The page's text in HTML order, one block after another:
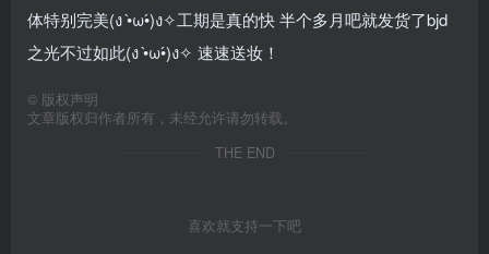
体特别完美(ง •̀ω•́)ง✧工期是真的快 半个多月吧就发货了bjd
之光不过如此(ง •̀ω•́)ง✧ 速速送妆！
© 版权声明
文章版权归作者所有，未经允许请勿转载。
THE END
喜欢就支持一下吧